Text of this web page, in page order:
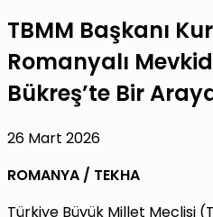
TBMM Başkanı
Romanyalı
Bükreş’te Bir
26 Mart 2026
ROMANYA / TEKHA
Türkiye Büyük Millet Meclisi